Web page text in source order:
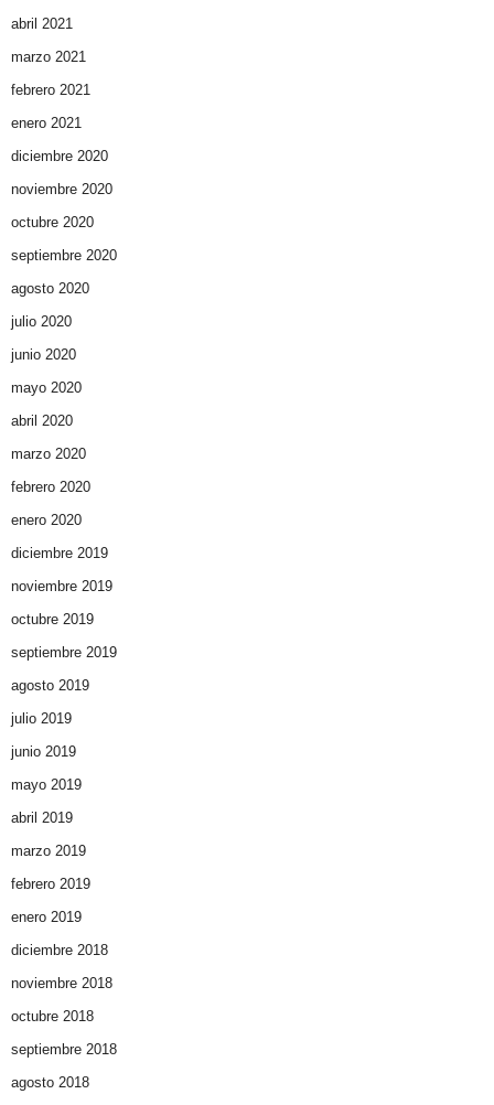
abril 2021
marzo 2021
febrero 2021
enero 2021
diciembre 2020
noviembre 2020
octubre 2020
septiembre 2020
agosto 2020
julio 2020
junio 2020
mayo 2020
abril 2020
marzo 2020
febrero 2020
enero 2020
diciembre 2019
noviembre 2019
octubre 2019
septiembre 2019
agosto 2019
julio 2019
junio 2019
mayo 2019
abril 2019
marzo 2019
febrero 2019
enero 2019
diciembre 2018
noviembre 2018
octubre 2018
septiembre 2018
agosto 2018